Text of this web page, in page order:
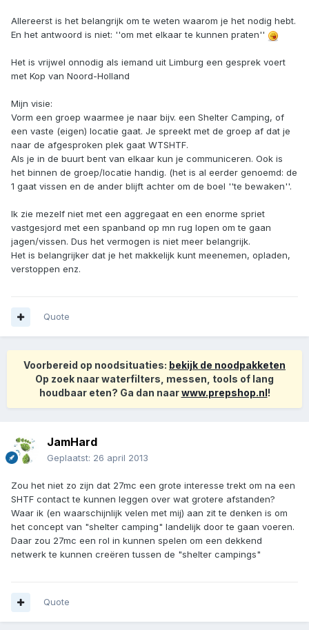
Allereerst is het belangrijk om te weten waarom je het nodig hebt.
En het antwoord is niet: ''om met elkaar te kunnen praten''
Het is vrijwel onnodig als iemand uit Limburg een gesprek voert
met Kop van Noord-Holland
Mijn visie:
Vorm een groep waarmee je naar bijv. een Shelter Camping, of
een vaste (eigen) locatie gaat. Je spreekt met de groep af dat je
naar de afgesproken plek gaat WTSHTF.
Als je in de buurt bent van elkaar kun je communiceren. Ook is
het binnen de groep/locatie handig. (het is al eerder genoemd: de
1 gaat vissen en de ander blijft achter om de boel ''te bewaken''.
Ik zie mezelf niet met een aggregaat en een enorme spriet
vastgesjord met een spanband op mn rug lopen om te gaan
jagen/vissen. Dus het vermogen is niet meer belangrijk.
Het is belangrijker dat je het makkelijk kunt meenemen, opladen,
verstoppen enz.
Quote
Voorbereid op noodsituaties: bekijk de noodpakketen
Op zoek naar waterfilters, messen, tools of lang
houdbaar eten? Ga dan naarwww.prepshop.nl!
JamHard
Geplaatst: 26 april 2013
Zou het niet zo zijn dat 27mc een grote interesse trekt om na een
SHTF contact te kunnen leggen over wat grotere afstanden?
Waar ik (en waarschijnlijk velen met mij) aan zit te denken is om
het concept van "shelter camping" landelijk door te gaan voeren.
Daar zou 27mc een rol in kunnen spelen om een dekkend
netwerk te kunnen creëren tussen de "shelter campings"
Quote